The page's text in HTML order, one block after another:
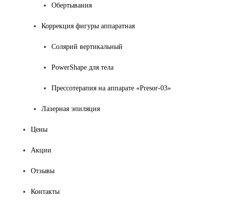
Обертывания
Коррекция фигуры аппаратная
Солярий вертикальный
PowerShape для тела
Прессотерапия на аппарате «Presor-03»
Лазерная эпиляция
Цены
Акции
Отзывы
Контакты